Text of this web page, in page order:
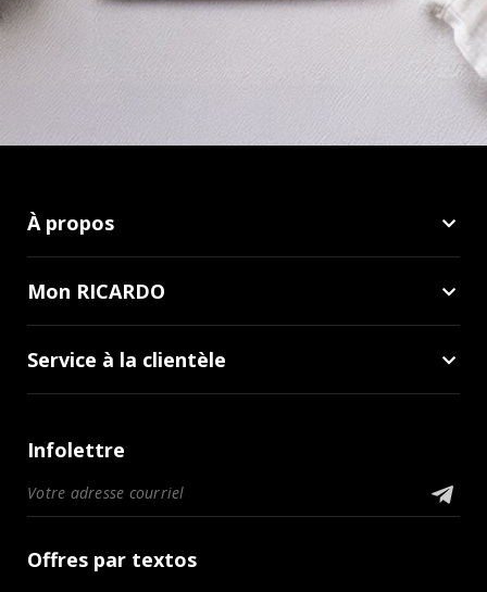
À propos
Mon RICARDO
Service à la clientèle
Infolettre
Offres par textos